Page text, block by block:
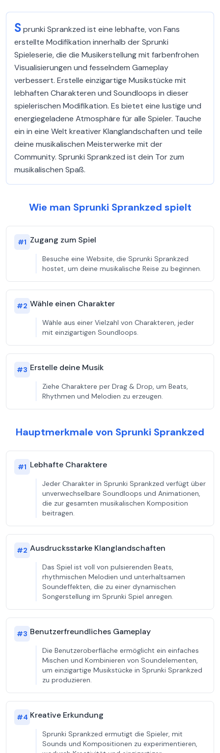
Sprunki Sprankzed ist eine lebhafte, von Fans
erstellte Modifikation innerhalb der Sprunki
Spieleserie, die die Musikerstellung mit farbenfrohen
Visualisierungen und fesselndem Gameplay
verbessert. Erstelle einzigartige Musikstücke mit
lebhaften Charakteren und Soundloops in dieser
spielerischen Modifikation. Es bietet eine lustige und
energiegeladene Atmosphäre für alle Spieler. Tauche
ein in eine Welt kreativer Klanglandschaften und teile
deine musikalischen Meisterwerke mit der
Community. Sprunki Sprankzed ist dein Tor zum
musikalischen Spaß.
Wie man Sprunki Sprankzed spielt
#1 Zugang zum Spiel
Besuche eine Website, die Sprunki Sprankzed
hostet, um deine musikalische Reise zu beginnen.
#2 Wähle einen Charakter
Wähle aus einer Vielzahl von Charakteren, jeder
mit einzigartigen Soundloops.
#3 Erstelle deine Musik
Ziehe Charaktere per Drag & Drop, um Beats,
Rhythmen und Melodien zu erzeugen.
Hauptmerkmale von Sprunki Sprankzed
#1 Lebhafte Charaktere
Jeder Charakter in Sprunki Sprankzed verfügt über
unverwechselbare Soundloops und Animationen,
die zur gesamten musikalischen Komposition
beitragen.
#2 Ausdrucksstarke Klanglandschaften
Das Spiel ist voll von pulsierenden Beats,
rhythmischen Melodien und unterhaltsamen
Soundeffekten, die zu einer dynamischen
Songerstellung im Sprunki Spiel anregen.
#3 Benutzerfreundliches Gameplay
Die Benutzeroberfläche ermöglicht ein einfaches
Mischen und Kombinieren von Soundelementen,
um einzigartige Musikstücke in Sprunki Sprankzed
zu produzieren.
#4 Kreative Erkundung
Sprunki Sprankzed ermutigt die Spieler, mit
Sounds und Kompositionen zu experimentieren,